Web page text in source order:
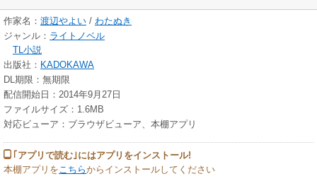
作家名： 渡辺やよい / わたぬき
ジャンル： ライトノベル
TL小説
出版社： KADOKAWA
DL期限：無期限
配信開始日：2014年9月27日
ファイルサイズ：1.6MB
対応ビューア：ブラウザビューア、本棚アプリ
｢アプリで読む｣にはアプリをインストール!
本棚アプリを こちらからインストールしてください